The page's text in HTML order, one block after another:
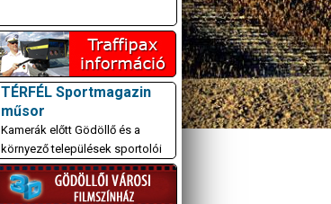
TÉRFÉL Sportmagazin
műsor
Kamerák előtt Gödöllő és a
környező települések sportolói